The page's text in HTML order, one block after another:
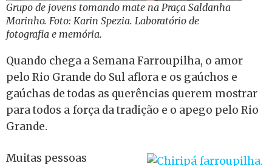
Grupo de jovens tomando mate na Praça Saldanha
Marinho. Foto: Karin Spezia. Laboratório de
fotografia e memória.
Quando chega a Semana Farroupilha, o amor
pelo Rio Grande do Sul aflora e os gaúchos e
gaúchas de todas as querências querem mostrar
para todos a força da tradição e o apego pelo Rio
Grande.
Muitas pessoas